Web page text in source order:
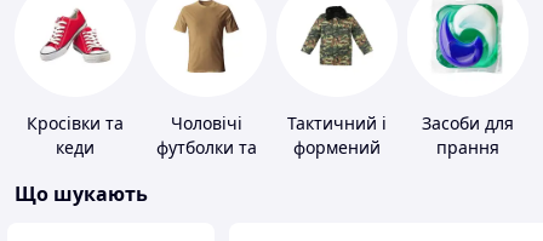
Кросівки та
кеди
Чоловічі
футболки та
Тактичний і
формений
Засоби для
прання
Що шукають